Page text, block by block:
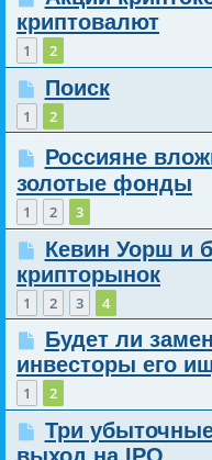
криптовалют
1 2
Поиск
1 2
Россияне
золотые фонды
1 2 3
Кевин Уорш и
крипторынок
1 2 3 4
Будет ли
инвесторы его
1 2
Три